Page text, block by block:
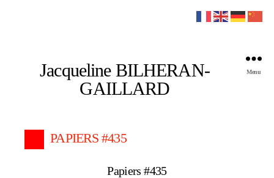
Jacqueline BILHERAN-
GAILLARD
Menu
PAPIERS #435
Papiers #435